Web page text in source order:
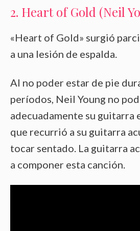
2. Heart of Gold (Neil
«Heart of Gold» surgió
a una lesión de espalda.
Al no poder estar de pie
períodos, Neil Young no
adecuadamente su guitarra
que recurrió a su guitarra
tocar sentado. La guitarra
a componer esta canción.